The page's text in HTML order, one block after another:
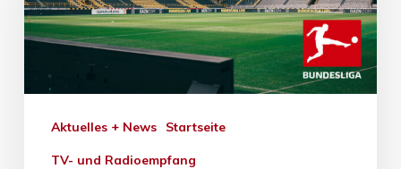
Aktuelles + News Startseite
TV- und Radioempfang